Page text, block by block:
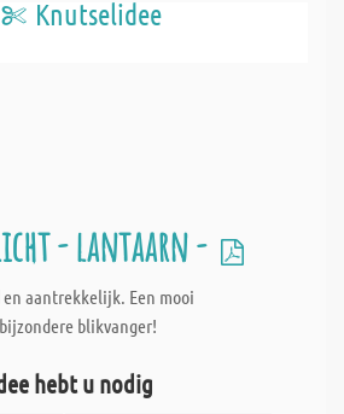
Knutselidee
- lantaarn -
aantrekkelijk. Een mooi
blikvanger!
hebt u nodig